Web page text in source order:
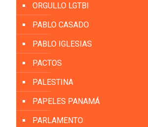
ORGULLO LGTBI
PABLO CASADO
PABLO IGLESIAS
PACTOS
PALESTINA
PAPELES PANAMÁ
PARLAMENTO